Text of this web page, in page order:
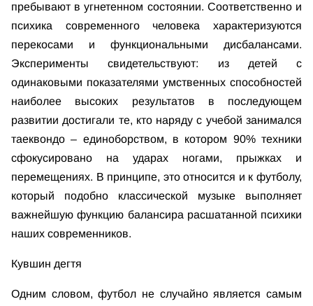
пребывают в угнетенном состоянии. Соответственно и
психика современного человека характеризуются
перекосами и функциональными дисбалансами.
Эксперименты свидетельствуют: из детей с
одинаковыми показателями умственных способностей
наиболее высоких результатов в последующем
развитии достигали те, кто наряду с учебой занимался
таеквондо – единоборством, в котором 90% техники
сфокусировано на ударах ногами, прыжках и
перемещениях. В принципе, это относится и к футболу,
который подобно классической музыке выполняет
важнейшую функцию балансира расшатанной психики
наших современников.
Кувшин дегтя
Одним словом, футбол не случайно является самым